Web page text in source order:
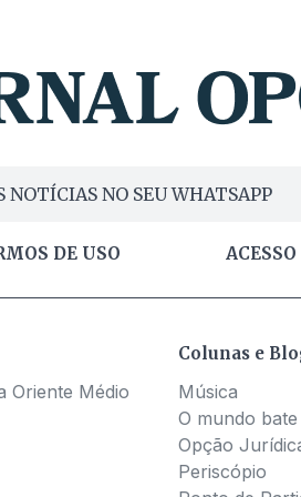
NOTÍCIAS NO SEU WHATSAPP
DE USO
Oriente Médio
Colunas e
Música
O mundo
Opção
Periscópio